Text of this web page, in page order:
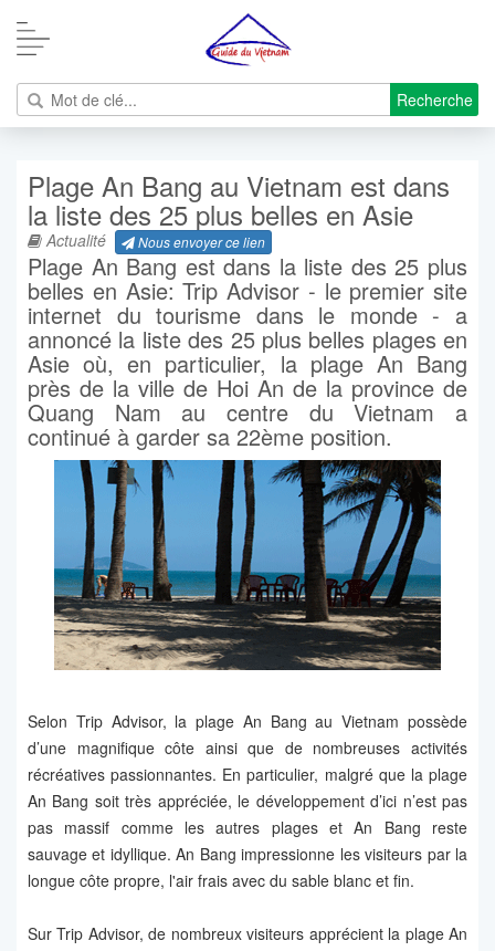
Recherche
Plage An Bang au Vietnam est dans
la liste des 25 plus belles en Asie
Actualité Nous envoyer ce lien
Plage An Bang est dans la liste des 25 plus
belles en Asie: Trip Advisor - le premier site
internet du tourisme dans le monde - a
annoncé la liste des 25 plus belles plages en
Asie où, en particulier, la plage An Bang
près de la ville de Hoi An de la province de
Quang Nam au centre du Vietnam a
continué à garder sa 22ème position.
Selon Trip Advisor, la plage An Bang au Vietnam possède
d’une magnifique côte ainsi que de nombreuses activités
récréatives passionnantes. En particulier, malgré que la plage
An Bang soit très appréciée, le développement d’ici n’est pas
pas massif comme les autres plages et An Bang reste
sauvage et idyllique. An Bang impressionne les visiteurs par la
longue côte propre, l'air frais avec du sable blanc et fin.
Sur Trip Advisor, de nombreux visiteurs apprécient la plage An